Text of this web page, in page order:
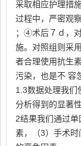
采取相应护理措
过程中，严密观
；④术后７ｄ，
施。对照组则采
者合理使用抗生
污染，也是不 容
1.3数据处理我们
分析得到的显著
2结果我们通过
素，（3）手术